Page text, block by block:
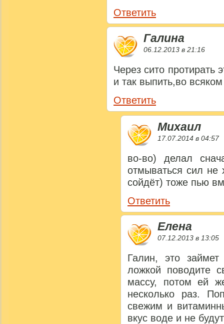
Ответить
Галина
06.12.2013 в 21:16
Через сито протирать
и так выпить,во
Ответить
Михаил
17.07.2014 в 04:57
во-во) делал
отмываться сил не
сойдёт) тоже пью
Ответить
Елена
07.12.2013 в 13:05
Галин, это
ложкой поводите
массу, потом ей
несколько раз.
свежим и
вкус воде и не